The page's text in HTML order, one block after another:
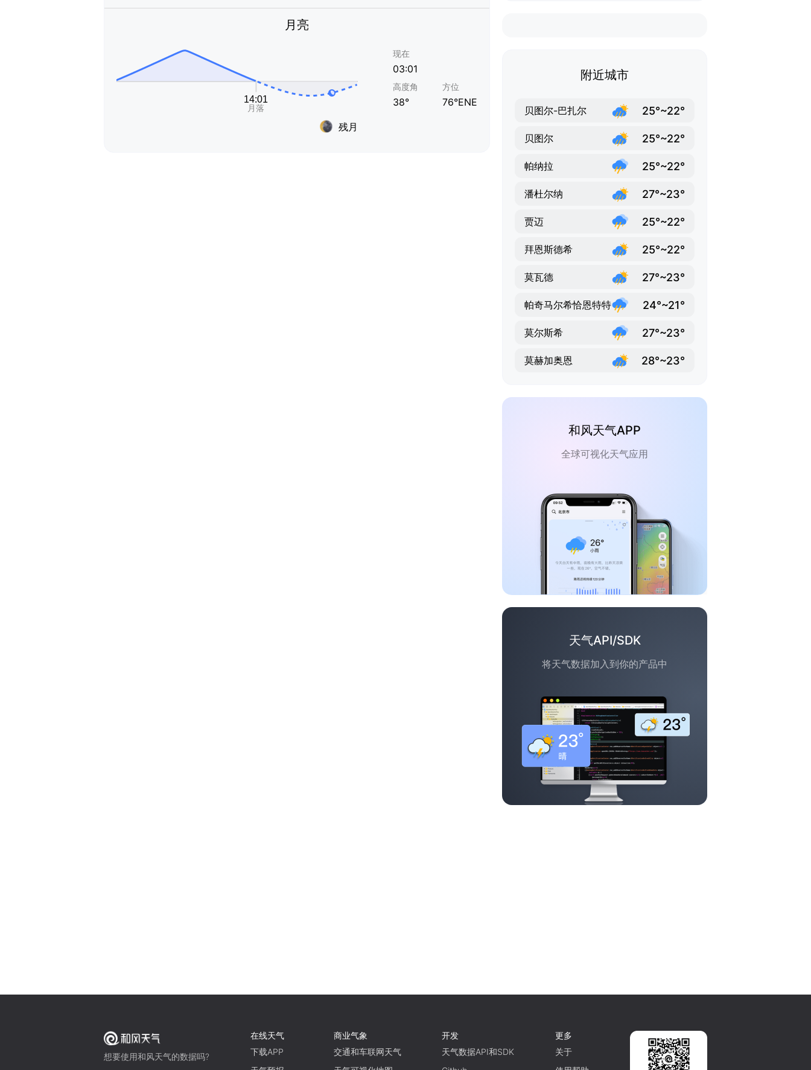
月亮
残月
现在
03:01
高度角
38°
方位
76°ENE
附近城市
贝图尔-巴扎尔 25°~22°
贝图尔 25°~22°
帕纳拉 25°~22°
潘杜尔纳 27°~23°
贾迈 25°~22°
拜恩斯德希 25°~22°
莫瓦德 27°~23°
帕奇马尔希恰恩特特 24°~21°
莫尔斯希 27°~23°
莫赫加奥恩 28°~23°
和风天气APP
全球可视化天气应用
天气API/SDK
将天气数据加入到你的产品中
想要使用和风天气的数据吗?
在线天气
下载APP
商业气象
交通和车联网天气
开发
天气数据API和SDK
更多
关于